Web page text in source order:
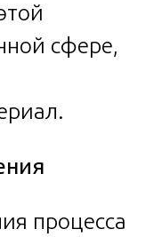
сфере,
процесса